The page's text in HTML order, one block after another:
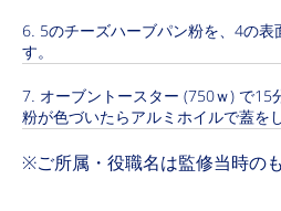
5のチーズハーブパン粉を、4の表
す。
オーブントースター (750ｗ) で15
粉が色づいたらアルミホイルで蓋を
※ご所属・役職名は監修当時のも